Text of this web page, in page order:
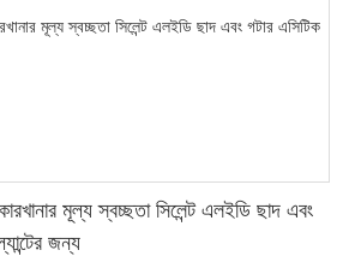
মূল্য স্বচ্ছতা সিলেন্ট এলইডি ছাদ এবং
জন্য